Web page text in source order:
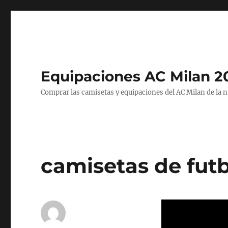
Equipaciones AC Milan
Comprar las camisetas y equipaciones del AC Milan de la
camisetas de